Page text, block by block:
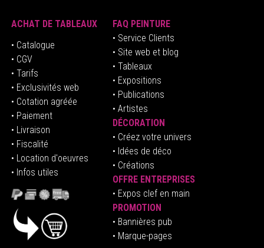
ACHAT DE TABLEAUX
• Catalogue
• CGV
• Tarifs
• Exclusivités web
• Cotation agréée
• Paiement
• Livraison
• Fiscalité
• Location d'oeuvres
• Infos utiles
FAQ PEINTURE
• Service Clients
• Site web et blog
• Tableaux
• Expositions
• Publications
• Artistes
DÉCORATION
• Créez votre univers
• Idées de déco
• Créations
OFFRE ENTREPRISES
• Expos clef en main
PROMOTION
• Bannières pub
• Marque-pages